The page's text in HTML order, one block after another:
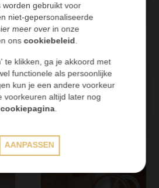
worden gebruikt voor
niet-gepersonaliseerde
meer over in onze
onscookiebeleid
te klikken, ga je akkoord met
functionele als persoonlijke
kun je een andere voorkeur
voorkeuren altijd later nog
cookiepagina.
AANPASSEN